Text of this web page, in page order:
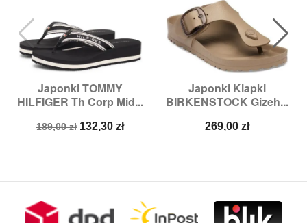
Japonki TOMMY
HILFIGER Th Corp Mid...
Cena
189,00 zł Cena
132,30 zł
Japonki Klapki
BIRKENSTOCK Gizeh...
Cena
269,00 zł